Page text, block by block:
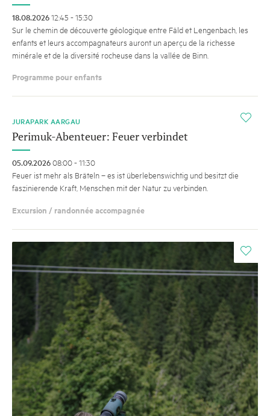
18.08.202612:45 - 15:30
Sur le chemin de découverte géologique entre Fäld et Lengenbach, les
enfants et leurs accompagnateurs auront un aperçu de la richesse
minérale et de la diversité rocheuse dans la vallée de Binn.
Programme pour enfants
i
JURAPARK AARGAU
Perimuk-Abenteuer: Feuer verbindet
05.09.202608:00 - 11:30
Feuer ist mehr als Bräteln – es ist überlebenswichtig und besitzt die
faszinierende Kraft, Menschen mit der Natur zu verbinden.
Excursion / randonnée accompagnée
i